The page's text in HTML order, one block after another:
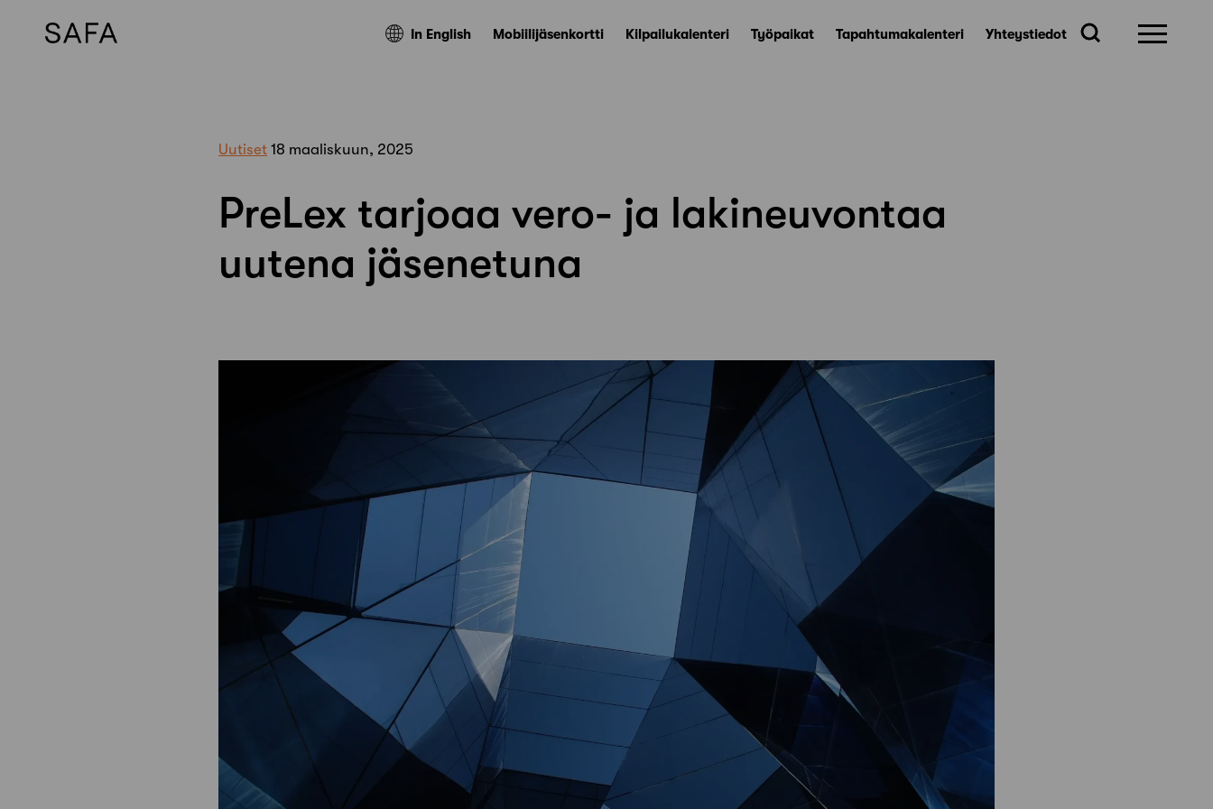
In English Mobiilijäsenkortti Kilpailukalenteri Työpaikat Tapahtumakalenteri Yhteystiedot
Uutiset 18 maaliskuun, 2025
PreLex tarjoaa vero- ja lakineuvontaa
uutena jäsenetuna